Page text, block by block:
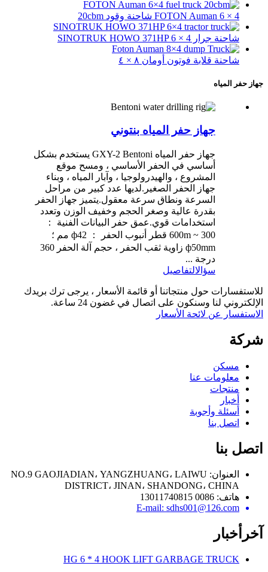
FOTON Auman 6 × 4 شاحنة وقود 20cbm
شاحنة جرار SINOTRUK HOWO 371HP 6 × 4
شاحنة قلابة فوتون أومان ٨ × ٤
جهاز حفر المياه
جهاز حفر المياه بنتوني
جهاز حفر المياه GXY-2 Bentoni يستخدم بشكل
أساسي في الحفر الأساسي ، ومسح موقع
المشروع ، والهيدرولوجيا ، وآبار المياه ، وبناء
جهاز الحفر الصغير.لديها عدد كبير من مراحل
السرعة ونطاق سرعة معقول.يتميز جهاز الحفر
بقدرة عالية وصغر الحجم وخفيف الوزن وتعدد
استخدامات قوي.عمق حفر البيانات الفنية ：
300 ~ 600m قطر أنبوب الحفر ： ф42 مم ؛
ф50mm زاوية ثقب الحفر ، حجم آلة الحفر 360
درجة ...
سؤالالتفاصيل
للاستفسارات حول منتجاتنا أو قائمة الأسعار ، يرجى ترك بريدك
الإلكتروني لنا وسنكون على اتصال في غضون 24 ساعة.
الاستفسار عن لائحة الأسعار
شركة
مسكن
معلومات عنا
منتجات
أخبار
أسئلة وأجوبة
اتصل بنا
اتصل بنا
العنوان: NO.9 GAOJIADIAN، YANGZHUANG، LAIWU
DISTRICT، JINAN، SHANDONG، CHINA
هاتف: 0086 13011740815
E-mail: sdhs001@126.com
آخر أخبار
HG 6 * 4 HOOK LIFT GARBAGE TRUCK